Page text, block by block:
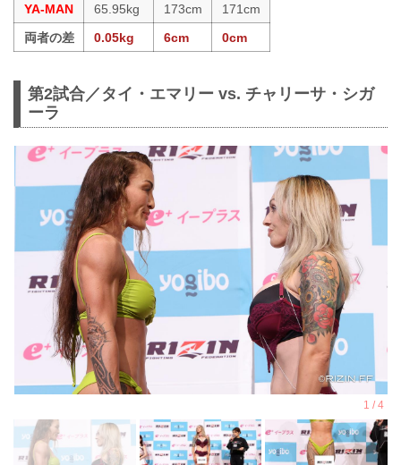
YA-MAN
65.95kg 173cm
171cm
両者の差
0.05kg 6cm 0cm
第2試合／タイ・エマリー vs. チャリーサ・シガ
ーラ